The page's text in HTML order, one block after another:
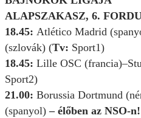
ALAPSZAKASZ, 6.
18.45: Atlético Madrid
(szlovák) (Tv: Sport1)
18.45: Lille OSC
Sport2)
21.00: Borussia Dortmund
(spanyol)– élőben az NSO-n!